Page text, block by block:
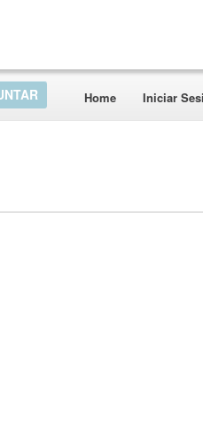
Home Iniciar